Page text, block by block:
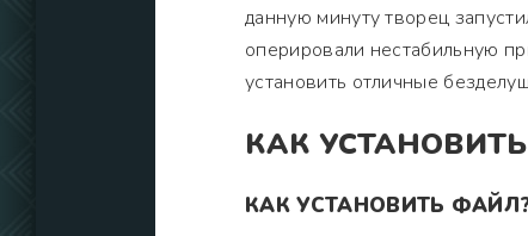
данную минуту творец
оперировали нестабильную
установить отличные
КАК
КАК УСТАНОВИТЬ